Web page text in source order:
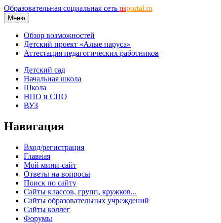
Образовательная социальная сеть nsportal.ru
Меню
Обзор возможностей
Детский проект «Алые паруса»
Аттестация педагогических работников
Детский сад
Начальная школа
Школа
НПО и СПО
ВУЗ
Навигация
Вход/регистрация
Главная
Мой мини-сайт
Ответы на вопросы
Поиск по сайту
Сайты классов, групп, кружков...
Сайты образовательных учреждений
Сайты коллег
Форумы